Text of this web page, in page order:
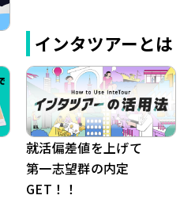
インタツアーとは
就活偏差値を上げて
第一志望群の内定
GET！！